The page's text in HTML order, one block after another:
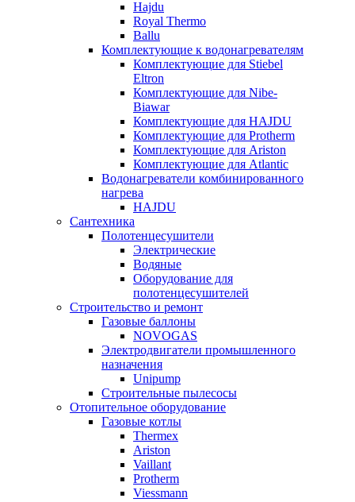
Hajdu
Royal Thermo
Ballu
Комплектующие к водонагревателям
Комплектующие для Stiebel
Eltron
Комплектующие для Nibe-
Biawar
Комплектующие для HAJDU
Комплектующие для Protherm
Комплектующие для Ariston
Комплектующие для Atlantic
Водонагреватели комбинированного
нагрева
HAJDU
Сантехника
Полотенцесушители
Электрические
Водяные
Оборудование для
полотенцесушителей
Строительство и ремонт
Газовые баллоны
NOVOGAS
Электродвигатели промышленного
назначения
Unipump
Строительные пылесосы
Отопительное оборудование
Газовые котлы
Thermex
Ariston
Vaillant
Protherm
Viessmann